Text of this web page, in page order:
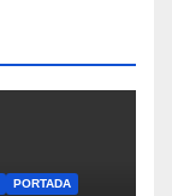
PORTADA